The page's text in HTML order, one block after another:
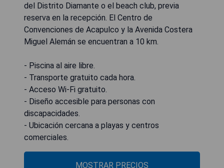
del Distrito Diamante o el beach club, previa
reserva en la recepción. El Centro de
Convenciones de Acapulco y la Avenida Costera
Miguel Alemán se encuentran a 10 km.
- Piscina al aire libre.
- Transporte gratuito cada hora.
- Acceso Wi-Fi gratuito.
- Diseño accesible para personas con
discapacidades.
- Ubicación cercana a playas y centros
comerciales.
MOSTRAR PRECIOS